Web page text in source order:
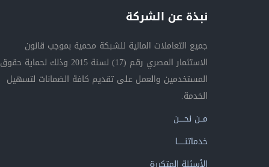
نبذة عن الشركة
جميع التعاملات المالية للشبكة محمية بموجب قانون
الاستثمار المصري رقم (17) لسنة 2015 وذلك لحماية حقوق
المستخدمين والعمل على تقديم كافة الضمانات لتسهيل
الخدمة.
مــن نحــــن
خدماتنــــــا